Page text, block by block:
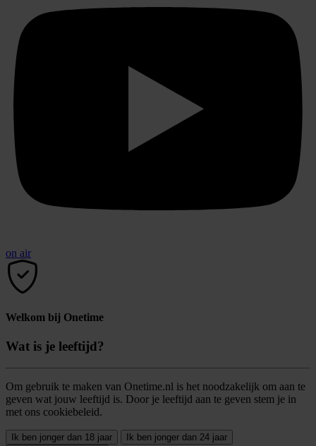
on air
Welkom bij Onetime
Wat is je leeftijd?
Om gebruik te maken van Onetime.nl is het noodzakelijk om aan te
geven wat jouw leeftijd is. Door je leeftijd aan te geven stem je in
met ons cookiebeleid.
Ik ben jonger dan 18 jaar Ik ben jonger dan 24 jaar